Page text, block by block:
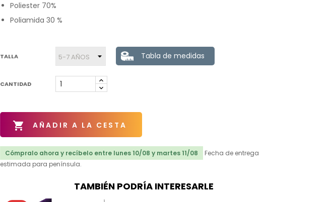
Poliester 70%
Poliamida 30 %
TALLA Tabla de medidas
CANTIDAD
 AÑADIR A LA CESTA
Cómpralo ahora y recíbelo entre lunes 10/08 y martes 11/08
Fecha de entrega
estimada para península.
TAMBIÉN PODRÍA INTERESARLE